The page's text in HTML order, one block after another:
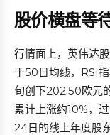
股价横盘等
行情面上，英伟达
于50日均线，RSI
旬创下202.50欧元
累计上涨约10%，
24日的线上年度股